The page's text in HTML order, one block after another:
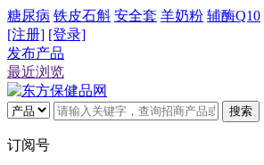
糖尿病 铁皮石斛 安全套 羊奶粉 辅酶Q10
[注册] [登录]
发布产品
最近浏览
搜索
订阅号